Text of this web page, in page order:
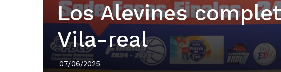
Los Alevines
Vila-real
07/06/2025